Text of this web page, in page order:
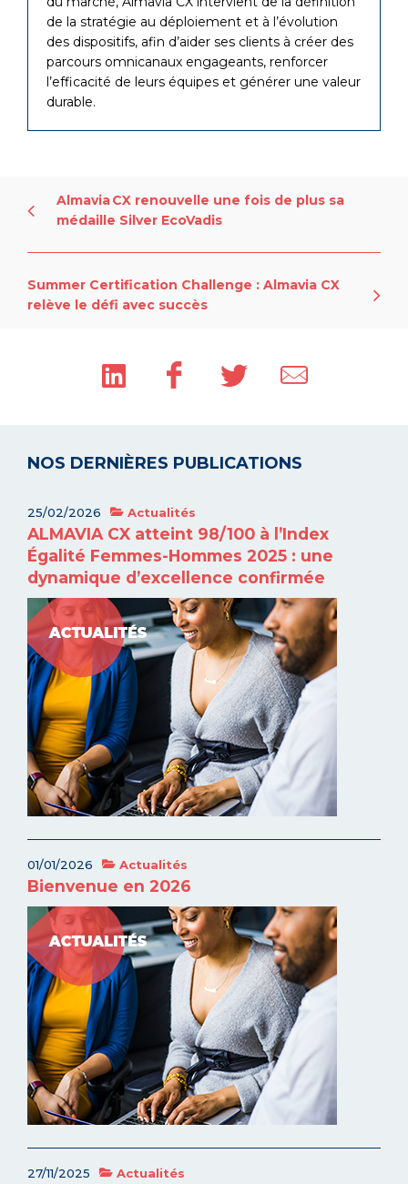
de la stratégie au déploiement et à l’évolution
des dispositifs, afin d’aider ses clients à créer des
parcours omnicanaux engageants, renforcer
l’efficacité de leurs équipes et générer une valeur
durable.
Almavia CX renouvelle une fois de plus sa
médaille Silver EcoVadis
Summer Certification Challenge : Almavia CX
relève le défi avec succès
NOS DERNIÈRES PUBLICATIONS
25/02/2026 Actualités
ALMAVIA CX atteint 98/100 à l’Index
Égalité Femmes-Hommes 2025 : une
dynamique d’excellence confirmée
01/01/2026 Actualités
Bienvenue en 2026
27/11/2025 Actualités